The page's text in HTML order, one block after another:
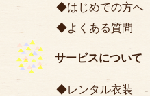
はじめての方へ
よくある質問
サービスについて
レンタル衣装